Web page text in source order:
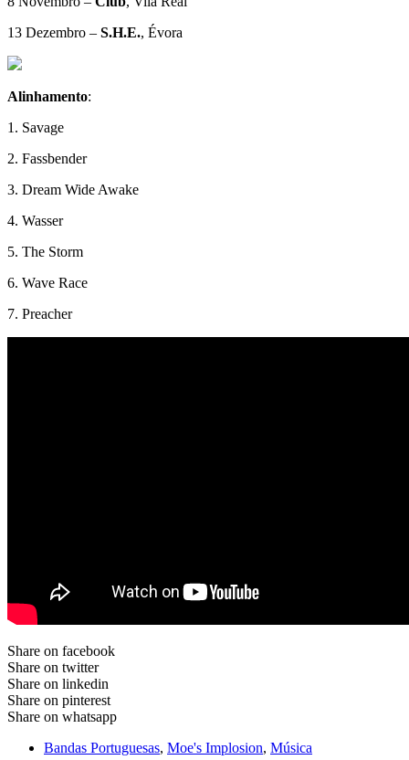
13 Dezembro – S.H.E., Évora
Alinhamento:
1. Savage
2. Fassbender
3. Dream Wide Awake
4. Wasser
5. The Storm
6. Wave Race
7. Preacher
Share on facebook
Share on twitter
Share on linkedin
Share on pinterest
Share on whatsapp
Bandas Portuguesas, Moe's Implosion, Música